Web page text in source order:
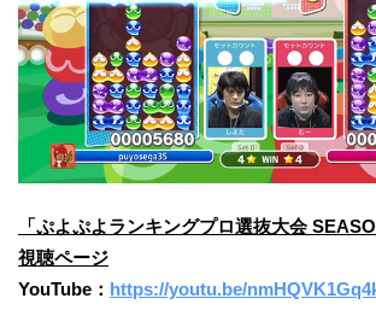
「ぷよぷよランキングプロ選抜大会
視聴ページ
YouTube： https://youtu.be/